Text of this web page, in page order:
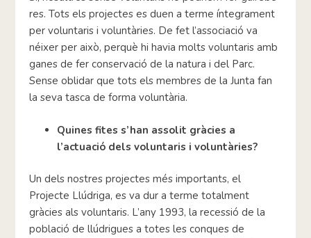
res. Tots els projectes es duen a terme íntegrament
per voluntaris i voluntàries. De fet l’associació va
néixer per això, perquè hi havia molts voluntaris amb
ganes de fer conservació de la natura i del Parc.
Sense oblidar que tots els membres de la Junta fan
la seva tasca de forma voluntària.
Quines fites s’han assolit gràcies a
l’actuació dels voluntaris i voluntàries?
Un dels nostres projectes més importants, el
Projecte Llúdriga, es va dur a terme totalment
gràcies als voluntaris. L’any 1993, la recessió de la
població de llúdrigues a totes les conques de